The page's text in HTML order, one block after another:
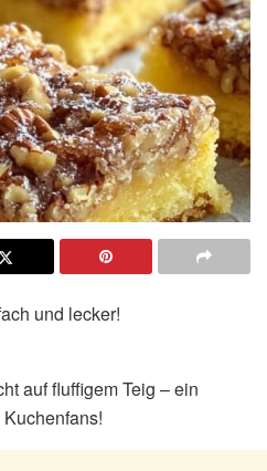
und lecker!
auf fluffigem Teig – ein